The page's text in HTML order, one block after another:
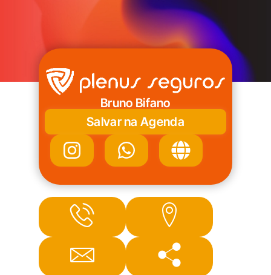
Bruno Bifano
Salvar na Agenda